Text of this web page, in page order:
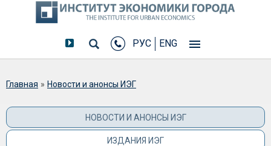
РУС ENG
Вы здесь
Главная » Новости и анонсы ИЭГ
НОВОСТИ И АНОНСЫ ИЭГ
ИЗДАНИЯ ИЭГ